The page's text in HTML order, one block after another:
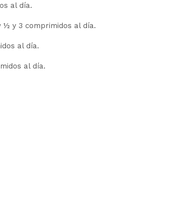
al día.
½ y 3 comprimidos al día.
al día.
al día.